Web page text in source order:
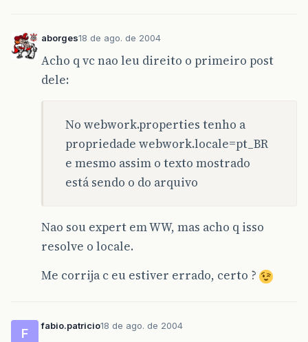
aborges18 de ago. de 2004
Acho q vc nao leu direito o primeiro post
dele:
No webwork.properties tenho a
propriedade webwork.locale=pt_BR
e mesmo assim o texto mostrado
está sendo o do arquivo
Nao sou expert em WW, mas acho q isso
resolve o locale.
Me corrija c eu estiver errado, certo ?
F
fabio.patricio18 de ago. de 2004